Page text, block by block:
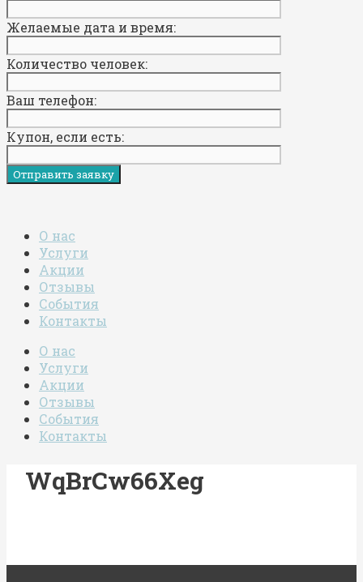
Желаемые дата и время:
Количество человек:
Ваш телефон:
Купон, если есть:
О нас
Услуги
Акции
Отзывы
События
Контакты
О нас
Услуги
Акции
Отзывы
События
Контакты
WqBrCw66Xeg